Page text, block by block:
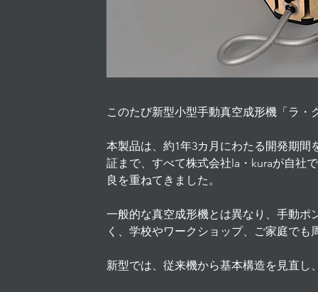
このたび新型小型手動真空成形機「ラ
本製品は、約1年3カ月にわたる開発期
証まで、すべて株式会社la・kuraが自社
良を重ねてきました。
一般的な真空成形機とは異なり、手動ポ
く、学校やワークショップ、ご家庭で
新型では、従来機から基本構造を見直し